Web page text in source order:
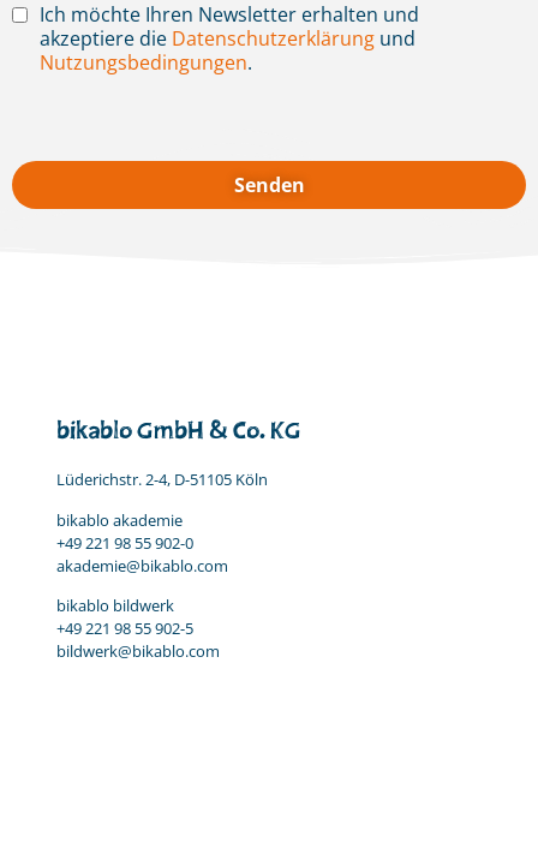
Ich möchte Ihren Newsletter erhalten und
akzeptiere die Datenschutzerklärung und
Nutzungsbedingungen.
bikablo GmbH & Co. KG
Lüderichstr. 2-4, D-51105 Köln
bikablo akademie
+49 221 98 55 902-0
akademie@bikablo.com
bikablo bildwerk
+49 221 98 55 902-5
bildwerk@bikablo.com